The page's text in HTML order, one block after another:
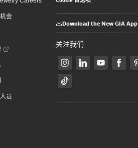
会
员
Download the New GIA App
关注我们